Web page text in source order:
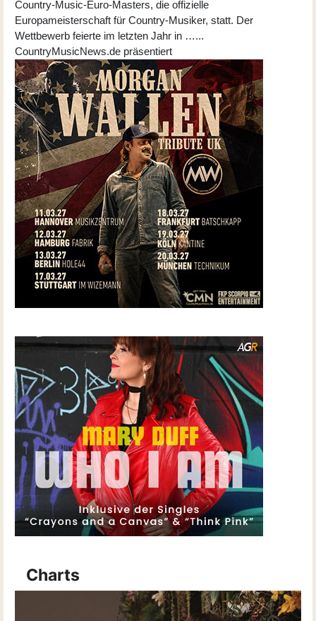
Country-Music-Euro-Masters, die offizielle
Europameisterschaft für Country-Musiker, statt. Der
Wettbewerb feierte im letzten Jahr in …...
CountryMusicNews.de präsentiert
Charts